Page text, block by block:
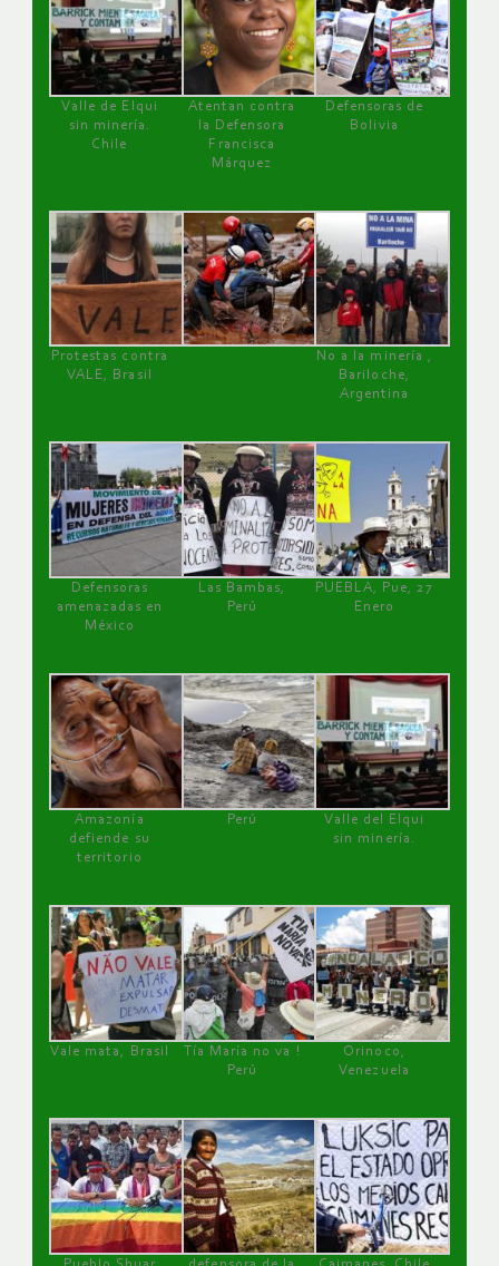
Valle de Elqui
sin minería.
Chile
Atentan contra
la Defensora
Francisca
Márquez
Defensoras de
Bolivia
Protestas contra
VALE, Brasil
No a la minería ,
Bariloche,
Argentina
Defensoras
amenazadas en
México
Las Bambas,
Perú
PUEBLA, Pue, 27
Enero
Amazonía
defiende su
territorio
Perú
Valle del Elqui
sin minería.
Vale mata, Brasil
Tía María no va !
Perú
Orinoco,
Venezuela